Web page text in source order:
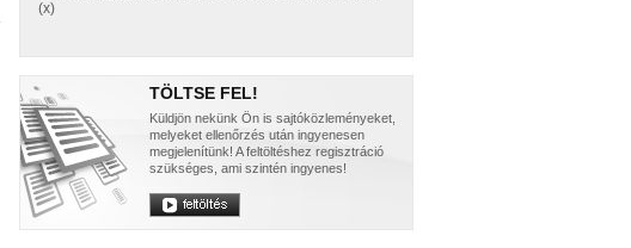
(x)
TÖLTSE FEL!
Küldjön nekünk Ön is sajtóközleményeket,
melyeket ellenőrzés után ingyenesen
megjelenítünk! A feltöltéshez regisztráció
szükséges, ami szintén ingyenes!